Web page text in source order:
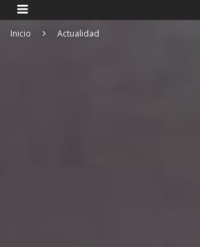
Inicio Actualidad